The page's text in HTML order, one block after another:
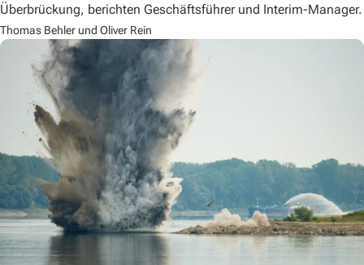
Überbrückung, berichten Geschäftsführer und Interim-Manager.
Thomas Behler und Oliver Rein